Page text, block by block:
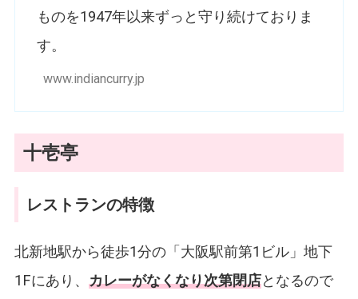
ものを1947年以来ずっと守り続けておりま
す。
www.indiancurry.jp
十壱亭
レストランの特徴
北新地駅から徒歩1分の「大阪駅前第1ビル」地下
1Fにあり、 カレーがなくなり次第閉店となるので